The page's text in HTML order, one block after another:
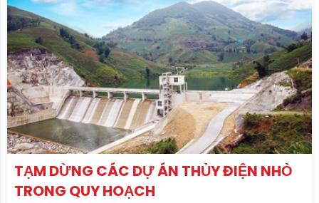
TẠM DỪNG CÁC DỰ ÁN THỦY ĐIỆN NHỎ
TRONG QUY HOẠCH